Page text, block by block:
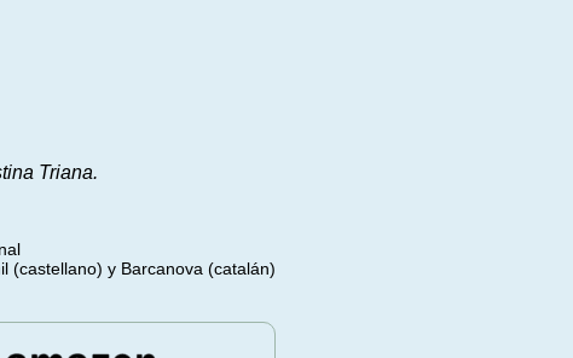
Triana.
(castellano) y Barcanova (catalán)